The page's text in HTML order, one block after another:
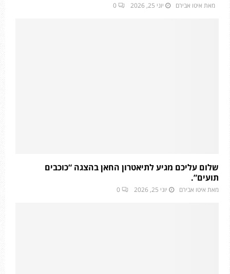
מאת איטו אבירם יוני 25, 2026 0
שלום עליכם מגיע לתיאטרון החאן בהצגה “כוכבים
תועים”.
מאת איטו אבירם יוני 25, 2026 0